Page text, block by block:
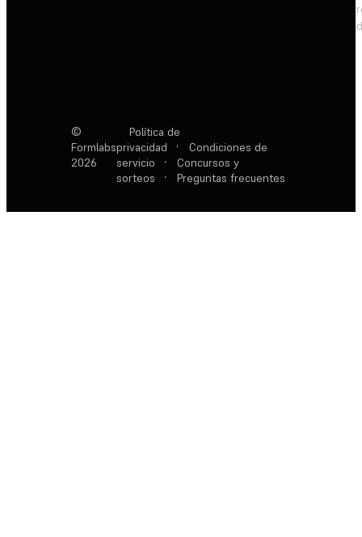
©
Formlabs
2026
Política de
privacidad
·
Condiciones de
servicio
·
Concursos y
sorteos
· Preguntas frecuentes